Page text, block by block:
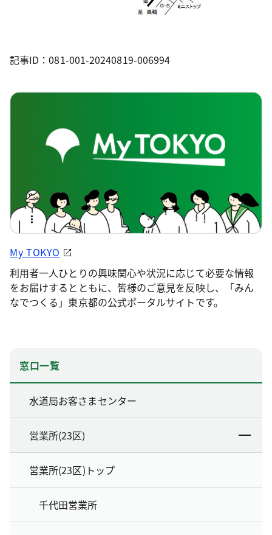
記事ID：081-001-20240819-006994
My TOKYO
利用者一人ひとりの興味関心や状況に応じて必要な情報
をお届けするとともに、皆様のご意見を反映し、「みん
なでつくる」東京都の公式ポータルサイトです。
窓口一覧
水道局お客さまセンター
営業所(23区)
営業所(23区)トップ
千代田営業所